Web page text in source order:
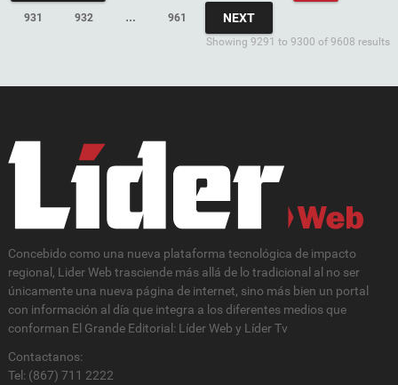
931 932 … 961 NEXT
Showing 9291 to 9300 of 9608 results
Concebido como una nueva plataforma tecnológica de impacto
regional, Lider Web trasciende más allá de lo tradicional al no ser
únicamente una nueva página de internet, sino más bien un portal
con información al día que integra a los diferentes medios que
conforman El Grande Editorial: Líder Web y Líder Tv
Contactanos:
Tel: (867) 711 2222